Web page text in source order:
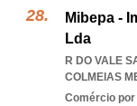
Mibepa -
Lda
R DO VALE
COLMEIAS
Comércio